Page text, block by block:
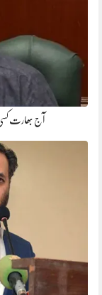
آج بھارت کسی